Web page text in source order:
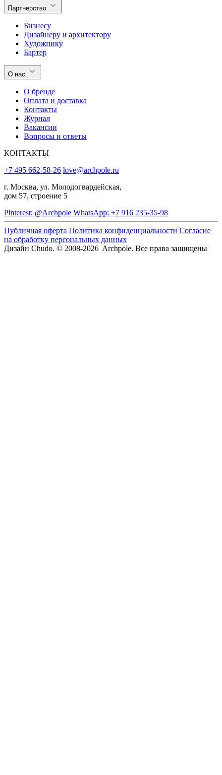
Партнерство
Бизнесу
Дизайнеру и архитектору
Художнику
Бартер
О нас
О бренде
Оплата и доставка
Контакты
Журнал
Вакансии
Вопросы и ответы
КОНТАКТЫ
+7 495 662-58-26 love@archpole.ru
г. Москва, ул. Молодогвардейская,
дом 57, строение 5
Pinterest: @Archpole WhatsApp: +7 916 235-35-98
Публичная оферта Политика конфиденциальности Согласие
на обработку персональных данных
Дизайн Chudo. © 2008-2026 Archpole. Все права защищены